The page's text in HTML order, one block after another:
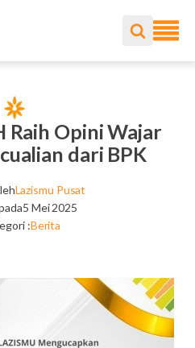
Raih Opini Wajar
dari BPK
Lazismu Pusat
5 Mei 2025
:Berita